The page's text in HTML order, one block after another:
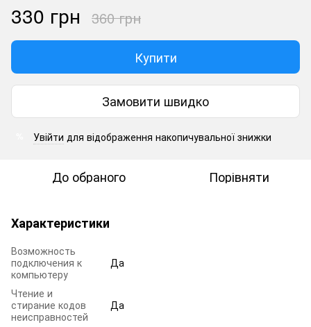
330 грн 360 грн
Купити
Замовити швидко
Увійти для відображення накопичувальної знижки
До обраного Порівняти
Характеристики
Возможность
подключения к
компьютеру
Да
Чтение и
стирание кодов
неисправностей
Да